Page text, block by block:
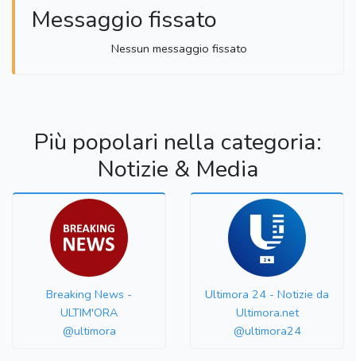
Messaggio fissato
Nessun messaggio fissato
Più popolari nella categoria:
Notizie & Media
Breaking News -
ULTIM'ORA
@ultimora
Ultimora 24 - Notizie da
Ultimora.net
@ultimora24